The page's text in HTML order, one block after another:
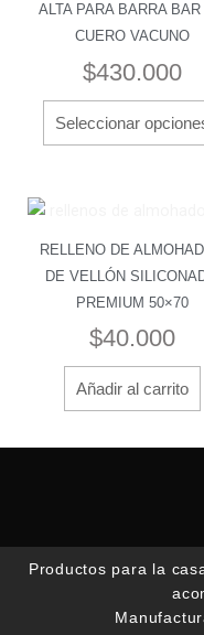
ALTA PARA BARRA BAR
CUERO VACUNO
$430.000
Seleccionar
RELLENO DE
DE VELLÓN
PREMIUM 50×70
$40.000
Añadir al carrito
Productos para la